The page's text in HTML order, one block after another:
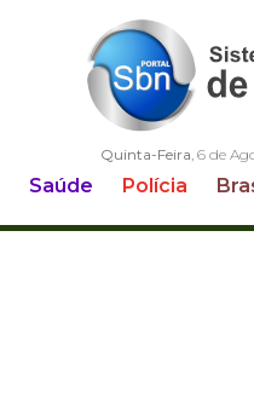
Quinta-Feira, 6 de
Saúde Polícia